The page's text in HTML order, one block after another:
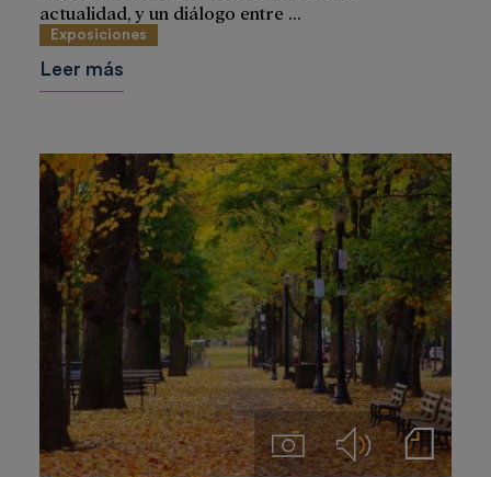
actualidad, y un diálogo entre ...
Exposiciones
Leer más
ImágenesAudios Notas de prensa